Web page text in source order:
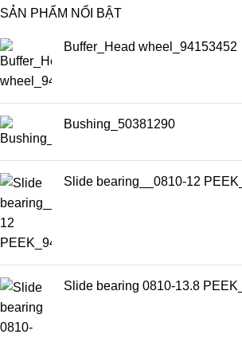
SẢN PHẨM NỔI BẬT
Buffer_Head wheel_94153452
Bushing_50381290
Slide bearing__0810-12
Slide bearing 0810-13.8